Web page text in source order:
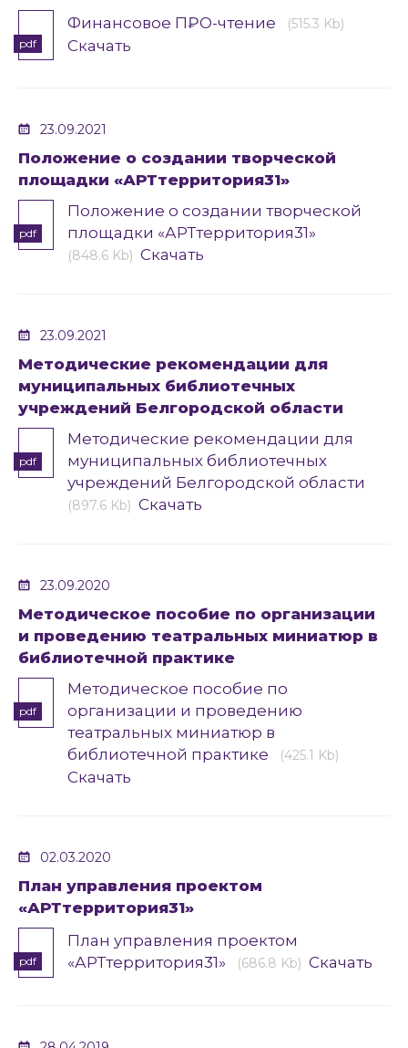
pdf
Финансовое П₽О-чтение (515.3 Kb)
Скачать
23.09.2021
Положение о создании творческой
площадки «АРТтерритория31»
pdf
Положение о создании творческой
площадки «АРТтерритория31»
(848.6 Kb) Скачать
23.09.2021
Методические рекомендации для
муниципальных библиотечных
учреждений Белгородской области
pdf
Методические рекомендации для
муниципальных библиотечных
учреждений Белгородской области
(897.6 Kb) Скачать
23.09.2020
Методическое пособие по организации
и проведению театральных миниатюр в
библиотечной практике
pdf
Методическое пособие по
организации и проведению
театральных миниатюр в
библиотечной практике
(425.1 Kb)
Скачать
02.03.2020
План управления проектом
«АРТтерритория31»
pdf
План управления проектом
«АРТтерритория31»
(686.8 Kb) Скачать